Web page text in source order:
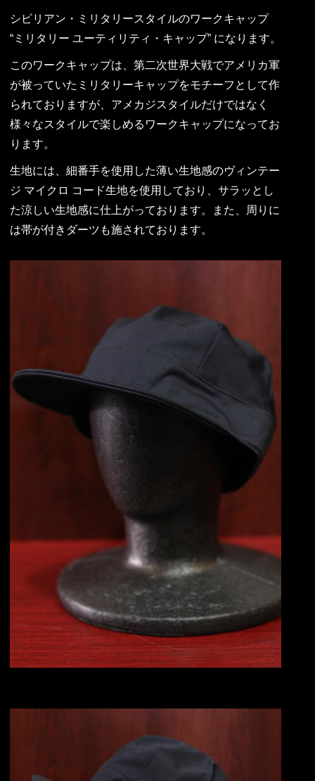
シビリアン・ミリタリースタイルのワークキャップ
“ミリタリー ユーティリティ・キャップ” になります。
このワークキャップは、第二次世界大戦でアメリカ軍
が被っていたミリタリーキャップをモチーフとして作
られておりますが、アメカジスタイルだけではなく
様々なスタイルで楽しめるワークキャップになってお
ります。
生地には、細番手を使用した薄い生地感のヴィンテー
ジ マイクロ コード生地を使用しており、サラッとし
た涼しい生地感に仕上がっております。また、周りに
は帯が付きダーツも施されております。